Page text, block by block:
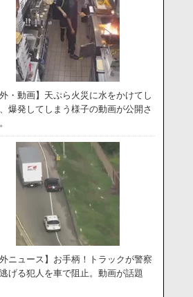
外・動画】天ぷら火災に水をかけてし
爆発してしまう様子の動画が公開さ
外ニュース】お手柄！トラックが警察
げる犯人を車で阻止。動画が話題